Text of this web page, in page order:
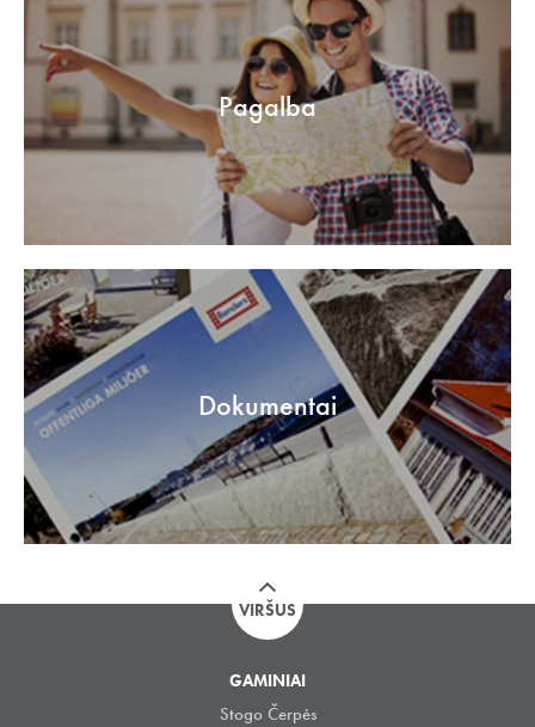
Pagalba
Dokumentai
VIRŠUS
GAMINIAI
Stogo Čerpės